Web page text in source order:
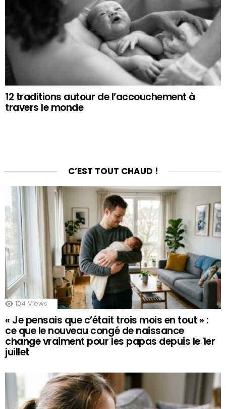
12 traditions autour de l’accouchement à
travers le monde
C’EST TOUT CHAUD !
104 Views
« Je pensais que c’était trois mois en tout » :
ce que le nouveau congé de naissance
change vraiment pour les papas depuis le 1er
juillet